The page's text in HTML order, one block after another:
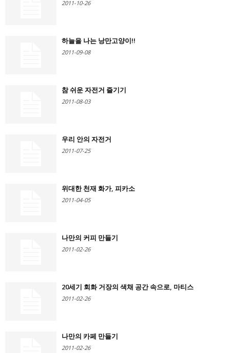
2011-10-26
하늘을 나는 낭만고양이!!
2011-09-08
참 쉬운 자전거 즐기기
2011-08-03
우리 안의 자전거
2011-07-25
위대한 천재 화가, 피카소
2011-04-05
나만의 커피 만들기
2011-02-26
20세기 회화 거장의 색채 공간 속으로, 마티스
2011-02-26
나만의 카페 만들기
2011-02-26